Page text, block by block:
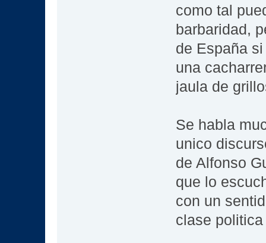
como tal
barbaridad,
de España
una
jaula de
Se habla
unico
de Alfonso
que lo
con un
clase